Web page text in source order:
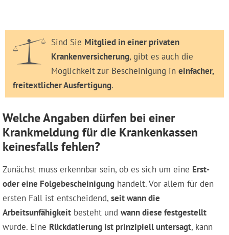
Sind Sie Mitglied in einer privaten
Krankenversicherung, gibt es auch die
Möglichkeit zur Bescheinigung in einfacher,
freitextlicher Ausfertigung.
Welche Angaben dürfen bei einer
Krankmeldung für die Krankenkassen
keinesfalls fehlen?
Zunächst muss erkennbar sein, ob es sich um eine Erst-
oder eine Folgebescheinigung handelt. Vor allem für den
ersten Fall ist entscheidend, seit wann die
Arbeitsunfähigkeit besteht und wann diese festgestellt
wurde. Eine Rückdatierung ist prinzipiell untersagt, kann